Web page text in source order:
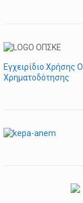
Εγχειρίδιο Χρήσης
Χρηματοδότησης